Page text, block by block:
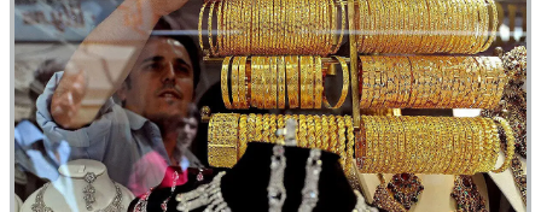
قیمت دلار و یورو امروز شنبه ۱۷ مرداد
۱۴۰۵ / هر دلار چند؟ + جدول